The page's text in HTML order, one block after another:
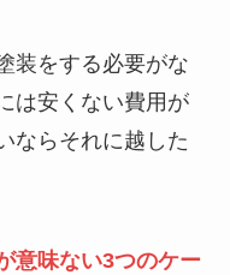
装をする必要がな
は安くない費用が
ならそれに越した
意味ない3つのケー